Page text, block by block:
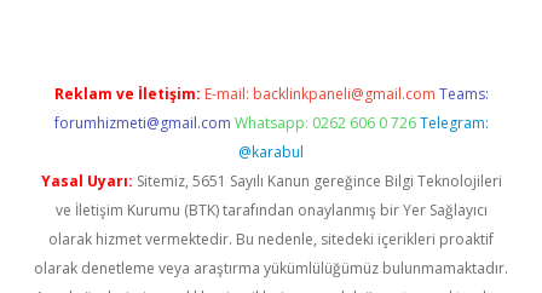
Reklam ve İletişim: E-mail: backlinkpaneli@gmail.com Teams:
forumhizmeti@gmail.com Whatsapp: 0262 606 0 726 Telegram:
@karabul
Yasal Uyarı: Sitemiz, 5651 Sayılı Kanun gereğince Bilgi Teknolojileri
ve İletişim Kurumu (BTK) tarafından onaylanmış bir Yer Sağlayıcı
olarak hizmet vermektedir. Bu nedenle, sitedeki içerikleri proaktif
olarak denetleme veya araştırma yükümlülüğümüz bulunmamaktadır.